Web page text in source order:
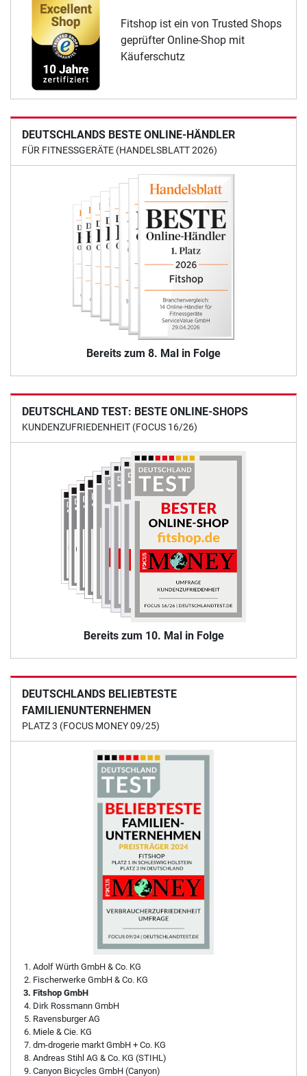
Fitshop ist ein von Trusted Shops
geprüfter Online-Shop mit
Käuferschutz
DEUTSCHLANDS BESTE ONLINE-HÄNDLER
FÜR FITNESSGERÄTE (HANDELSBLATT 2026)
Bereits zum 8. Mal in Folge
DEUTSCHLAND TEST: BESTE ONLINE-SHOPS
KUNDENZUFRIEDENHEIT (FOCUS 16/26)
Bereits zum 10. Mal in Folge
DEUTSCHLANDS BELIEBTESTE
FAMILIENUNTERNEHMEN
PLATZ 3 (FOCUS MONEY 09/25)
Adolf Würth GmbH & Co. KG
Fischerwerke GmbH & Co. KG
Fitshop GmbH
Dirk Rossmann GmbH
Ravensburger AG
Miele & Cie. KG
dm-drogerie markt GmbH + Co. KG
Andreas Stihl AG & Co. KG (STIHL)
Canyon Bicycles GmbH (Canyon)